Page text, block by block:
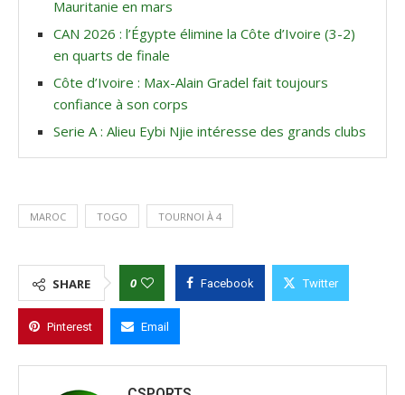
Mauritanie en mars
CAN 2026 : l’Égypte élimine la Côte d’Ivoire (3-2)
en quarts de finale
Côte d’Ivoire : Max-Alain Gradel fait toujours
confiance à son corps
Serie A : Alieu Eybi Njie intéresse des grands clubs
MAROC TOGO TOURNOI À 4
SHARE 0 Facebook Twitter
Pinterest Email